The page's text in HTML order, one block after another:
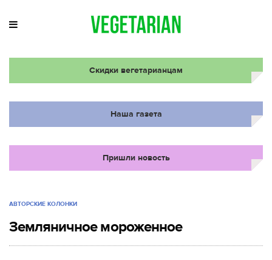
Скидки вегетарианцам
Наша газета
Пришли новость
АВТОРСКИЕ КОЛОНКИ
Земляничное мороженное